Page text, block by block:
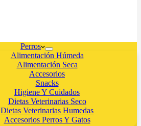
Perros
Alimentación Húmeda
Alimentación Seca
Accesorios
Snacks
Higiene Y Cuidados
Dietas Veterinarias Seco
Dietas Veterinarias Humedas
Accesorios Perros Y Gatos